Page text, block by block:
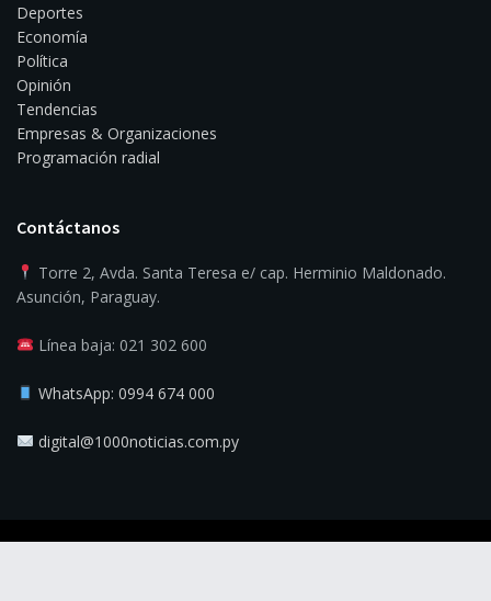
Deportes
Economía
Política
Opinión
Tendencias
Empresas & Organizaciones
Programación radial
Contáctanos
Torre 2, Avda. Santa Teresa e/ cap. Herminio Maldonado.
Asunción, Paraguay.
Línea baja: 021 302 600
WhatsApp: 0994 674 000
digital@1000noticias.com.py